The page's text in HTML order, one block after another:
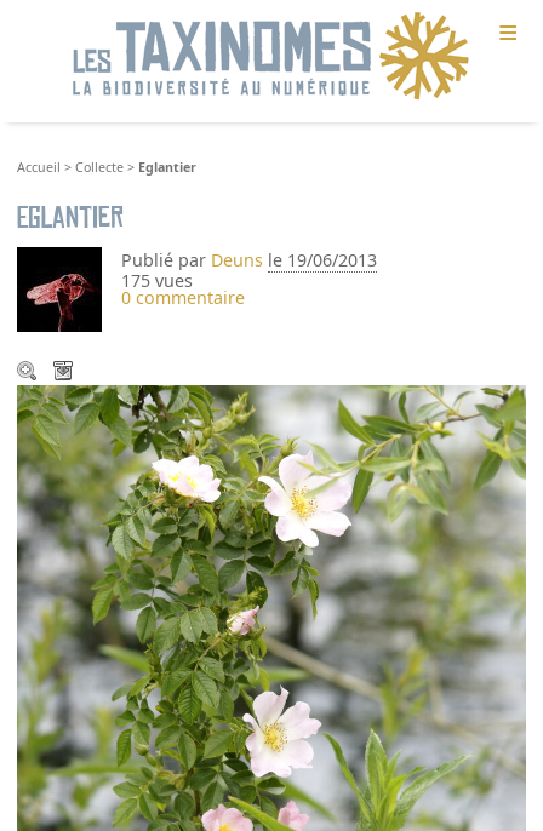
≡
Accueil >Collecte > Eglantier
Eglantier
Publié par Deuns le 19/06/2013
175 vues
0 commentaire